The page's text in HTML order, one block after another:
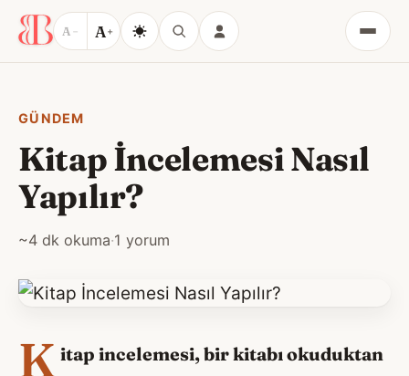
A − A+
Menü
GÜNDEM
Kitap İncelemesi Nasıl
Yapılır?
~4 dk okuma·1 yorum
K itap incelemesi, bir kitabı okuduktan